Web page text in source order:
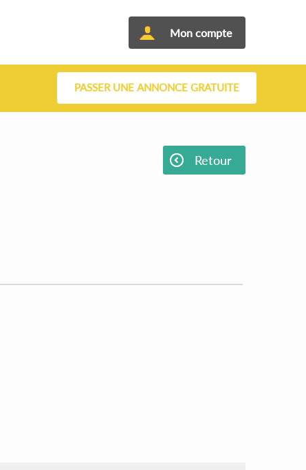
Mon compte
PASSER UNE ANNONCE GRATUITE
Retour